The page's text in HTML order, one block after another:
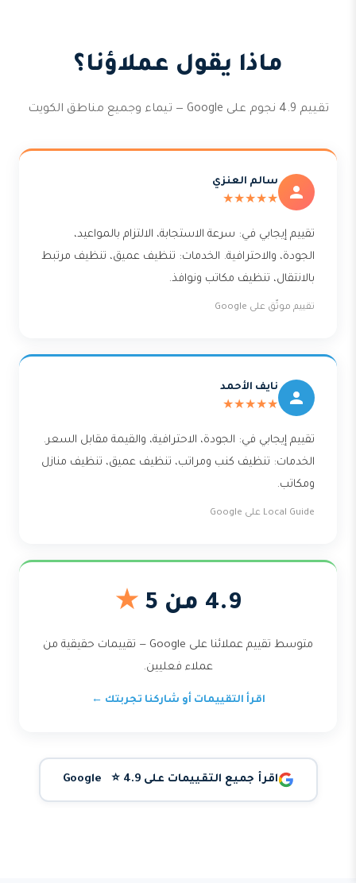
ماذا يقول عملاؤنا؟
تقييم 4.9 نجوم على Google — تيماء وجميع مناطق الكويت
سالم العنزي
★★★★★
تقييم إيجابي في: سرعة الاستجابة، الالتزام بالمواعيد،
الجودة، والاحترافية. الخدمات: تنظيف عميق، تنظيف مرتبط
بالانتقال، تنظيف مكاتب ونوافذ.
تقييم موثّق على Google
نايف الأحمد
★★★★★
تقييم إيجابي في: الجودة، الاحترافية، والقيمة مقابل السعر.
الخدمات: تنظيف كنب ومراتب، تنظيف عميق، تنظيف منازل
ومكاتب.
Local Guide على Google
4.9 من 5 ★
متوسط تقييم عملائنا على Google — تقييمات حقيقية من
عملاء فعليين.
اقرأ التقييمات أو شاركنا تجربتك ←
اقرأ جميع التقييمات على Google ⭐ 4.9